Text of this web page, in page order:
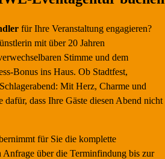
für Ihre Veranstaltung engagieren?
mit über 20 Jahren
Stimme und dem
Bonus ins Haus. Ob Stadtfest,
Mit Herz, Charme und
dafür, dass Ihre Gäste diesen Abend nicht
für Sie die komplette
über die Terminfindung bis zur